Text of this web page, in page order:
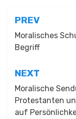
PREV
Moralisches
Begriff
NEXT
Moralische
Protestanten
auf